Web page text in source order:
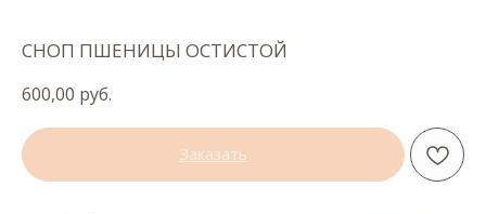
СНОП ПШЕНИЦЫ ОСТИСТОЙ
600,00 руб.
Заказать